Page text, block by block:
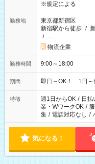
※規定による
勤務地
東京都新宿区
新宿駅から徒歩 /
/ …
物流企業
勤務時間 9:00～18:00
期間 即日～OK！ 1日～
特徴 週1日からOK / 日払
業・WワークOK /
集 / 電話対応なし /
気になる！